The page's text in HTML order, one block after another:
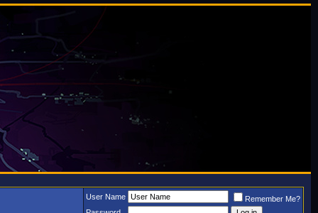
User Name
Remember Me?